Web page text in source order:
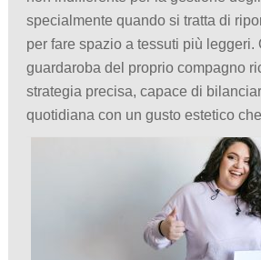
specialmente quando si tratta di
per fare spazio a tessuti più leggeri.
guardaroba del proprio compagno
strategia precisa, capace di
quotidiana con un gusto estetico